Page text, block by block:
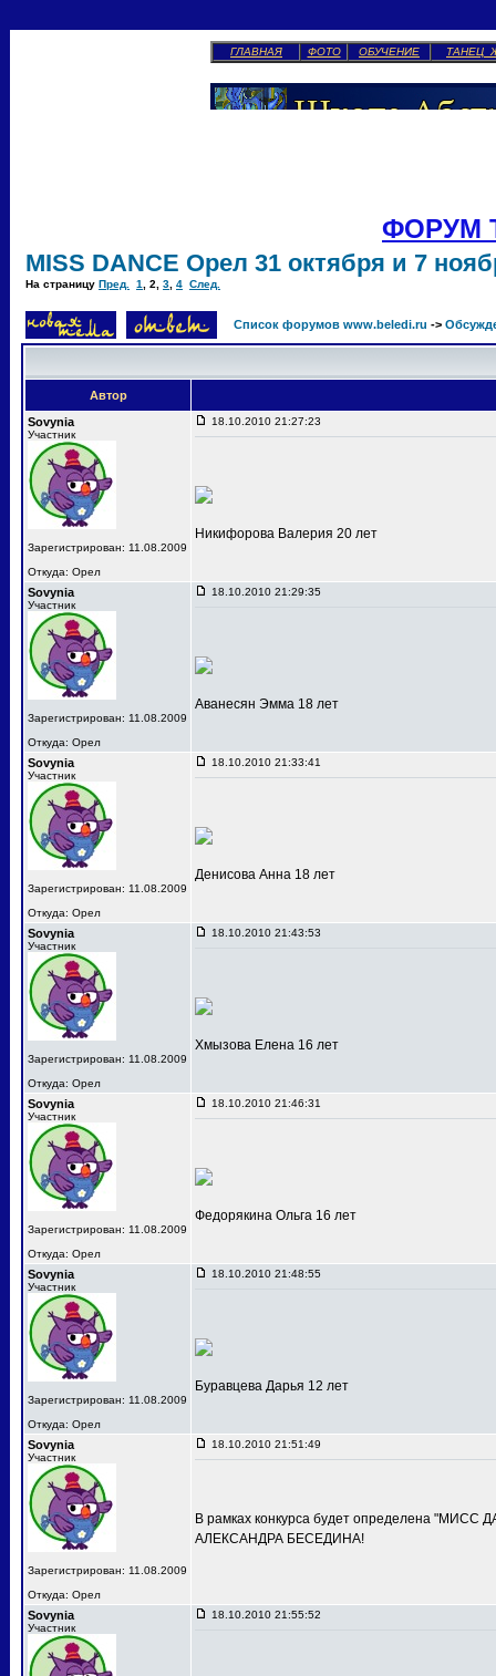
ГЛАВНАЯ ФОТО ОБУЧЕНИЕ ТАНЕЦ
ФОРУМ
MISS DANCE Орел 31 октября и 7
На страницу Пред. 1 2 3 4 След.
Список форумов www.beledi.ru ->
Автор
Sovynia
Участник
Зарегистрирован: 11.08.2009
Откуда: Орел
18.10.2010 21:27:23
Никифорова Валерия 20 лет
Sovynia
Участник
Зарегистрирован: 11.08.2009
Откуда: Орел
18.10.2010 21:29:35
Аванесян Эмма 18 лет
Sovynia
Участник
Зарегистрирован: 11.08.2009
Откуда: Орел
18.10.2010 21:33:41
Денисова Анна 18 лет
Sovynia
Участник
Зарегистрирован: 11.08.2009
Откуда: Орел
18.10.2010 21:43:53
Хмызова Елена 16 лет
Sovynia
Участник
Зарегистрирован: 11.08.2009
Откуда: Орел
18.10.2010 21:46:31
Федорякина Ольга 16 лет
Sovynia
Участник
Зарегистрирован: 11.08.2009
Откуда: Орел
18.10.2010 21:48:55
Буравцева Дарья 12 лет
Sovynia
Участник
Зарегистрирован: 11.08.2009
Откуда: Орел
18.10.2010 21:51:49
В рамках конкурса будет определена "МИСС
АЛЕКСАНДРА БЕСЕДИНА!
Sovynia
Участник
18.10.2010 21:55:52